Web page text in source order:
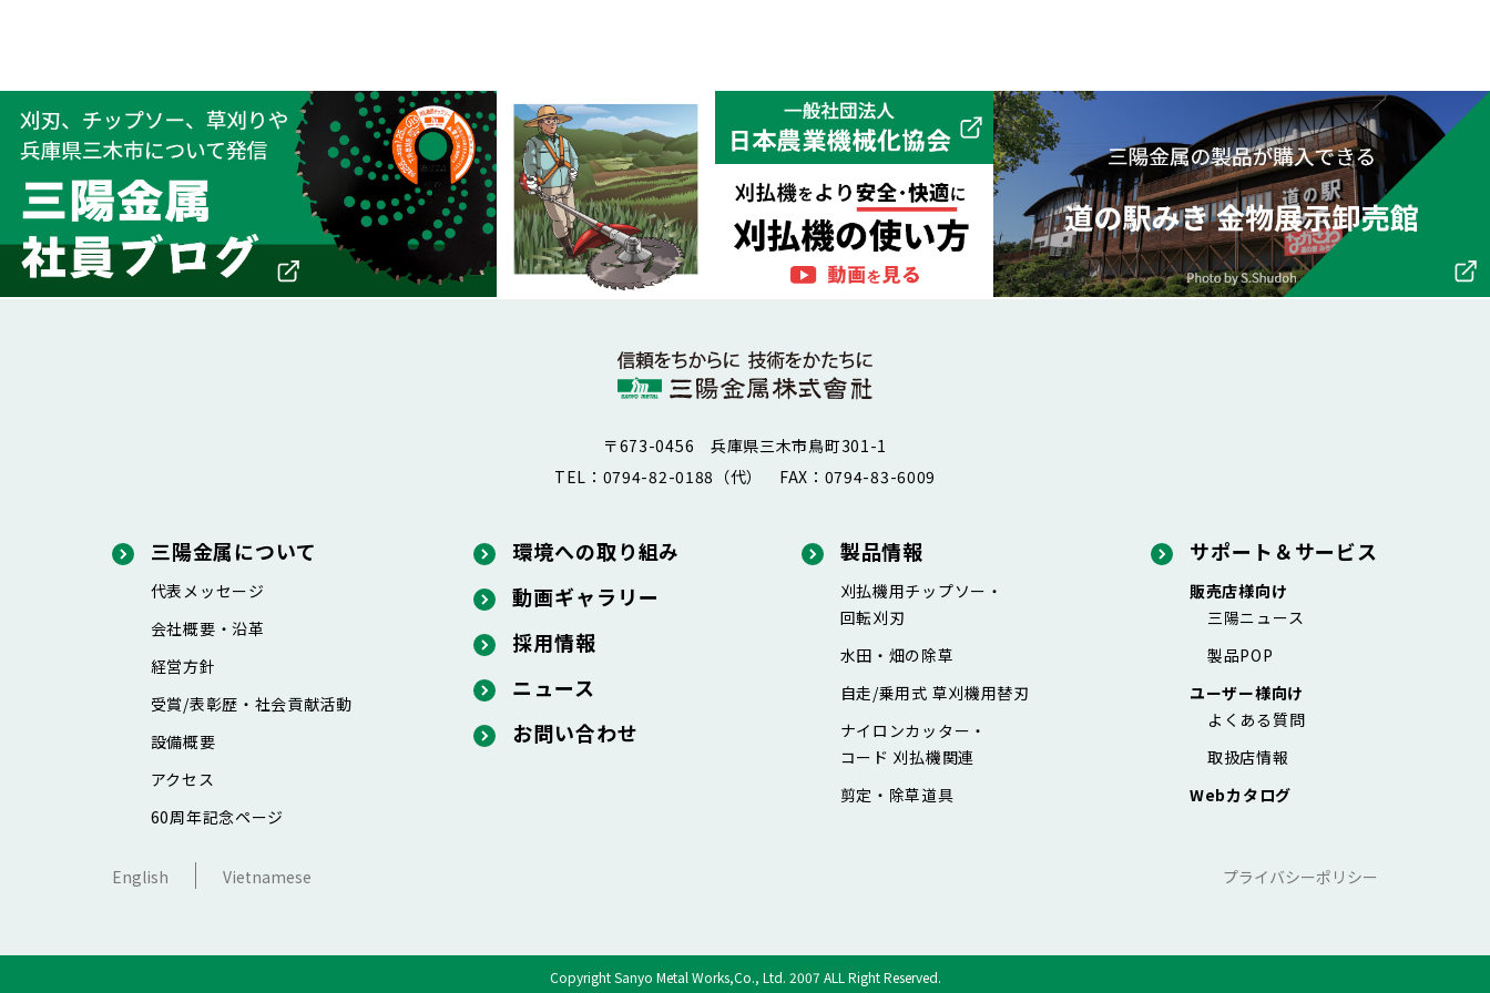
〒673-0456 兵庫県三木市鳥町301-1
TEL：0794-82-0188（代） FAX：0794-83-6009
三陽金属について
代表メッセージ
会社概要・沿革
経営方針
受賞/表彰歴・社会貢献活動
設備概要
アクセス
60周年記念ページ
環境への取り組み
動画ギャラリー
採用情報
ニュース
お問い合わせ
製品情報
刈払機用チップソー・
回転刈刃
水田・畑の除草
自走/乗用式 草刈機用替刃
ナイロンカッター・
コード 刈払機関連
剪定・除草道具
サポート＆サービス
販売店様向け
三陽ニュース
製品POP
ユーザー様向け
よくある質問
取扱店情報
Webカタログ
English Vietnamese プライバシーポリシー
Copyright Sanyo Metal Works,Co., Ltd. 2007 ALL Right Reserved.